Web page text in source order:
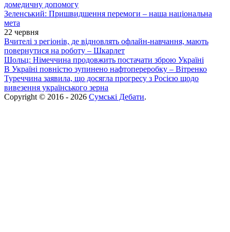
домедичну допомогу
Зеленський: Пришвидшення перемоги – наша національна
мета
22 червня
Вчителі з регіонів, де відновлять офлайн-навчання, мають
повернутися на роботу – Шкарлет
Шольц: Німеччина продовжить постачати зброю Україні
В Україні повністю зупинено нафтопереробку – Вітренко
Туреччина заявила, що досягла прогресу з Росією щодо
вивезення українського зерна
Copyright © 2016 - 2026 Сумські Дебати.